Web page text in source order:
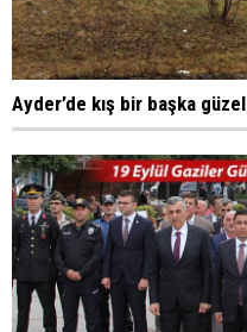
Ayder’de kış bir başka güzel